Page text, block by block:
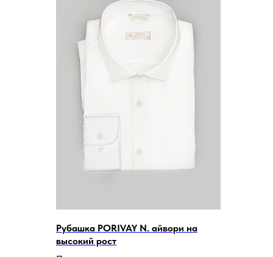
Рубашка PORIVAY N. айвори на
высокий рост